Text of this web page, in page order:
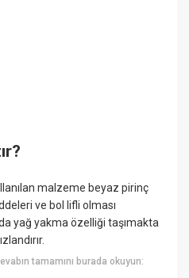
malzeme beyaz pirinç
ve bol lifli olması
yağ yakma özelliği taşımakta
tamamını burada okuyun: